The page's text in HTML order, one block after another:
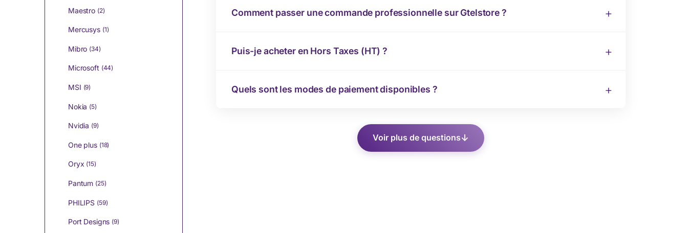
Comment passer une commande professionnelle sur Gtelstore ?
Puis-je acheter en Hors Taxes (HT) ?
Quels sont les modes de paiement disponibles ?
Voir plus de questions
Maestro (2)
Mercusys (1)
Mibro (34)
Microsoft (44)
MSI (9)
Nokia (5)
Nvidia (9)
One plus (18)
Oryx (15)
Pantum (25)
PHILIPS (59)
Port Designs (9)